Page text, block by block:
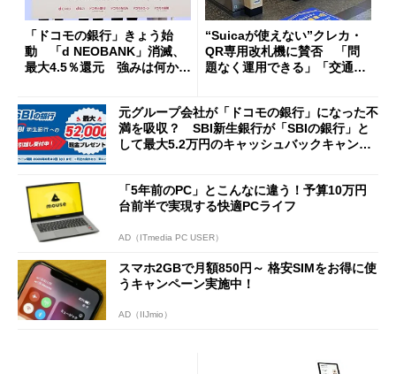
「ドコモの銀行」きょう始
動 「d NEOBANK」消滅、
最大4.5％還元 強みは何か解
“Suicaが使えない”クレカ・
QR専用改札機に賛否 「問
題なく運用できる」「交通系I
元グループ会社が「ドコモの銀行」になった不
満を吸収？ SBI新生銀行が「SBIの銀行」と
して最大5.2万円のキャッシュバックキャンペ
「5年前のPC」とこんなに違う！予算10万円
台前半で実現する快適PCライフ
AD（ITmedia PC USER）
スマホ2GBで月額850円～ 格安SIMをお得に使
うキャンペーン実施中！
AD（IIJmio）